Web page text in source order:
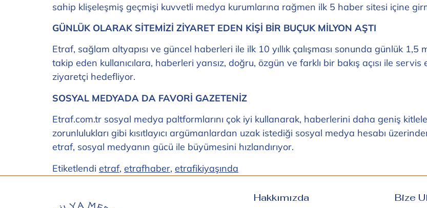
sahip klişeleşmiş geçmişi kuvvetli medya kurumlarına rağmen ilk 5 haber sitesi içine
GÜNLÜK OLARAK SİTEMİZİ ZİYARET EDEN KİŞİ BİR BUÇUK MİLYON AŞTI
Etraf, sağlam altyapısı ve güncel haberleri ile ilk 10 yıllık çalışması sonunda günlük
takip eden kullanıcılara, haberleri yansız, doğru, özgün ve farklı bir bakış açısı ile
ziyaretçi hedefliyor.
SOSYAL MEDYADA DA FAVORİ GAZETENİZ
Etraf.com.tr sosyal medya paltformlarını çok iyi kullanarak, haberlerini daha geniş
zorunlulukları gibi kısıtlayıcı argümanlardan uzak istediği sosyal medya hesabı
etraf, sosyal medyanın gücü ile büyümesini hızlandırıyor.
Etiketlendi etraf, etrafhaber, etrafikiyaşında
Hakkımızda Bize